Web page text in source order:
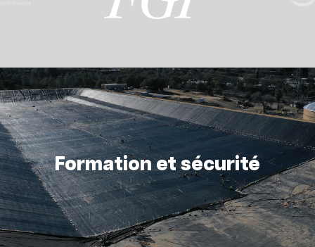
Formation et sécurité